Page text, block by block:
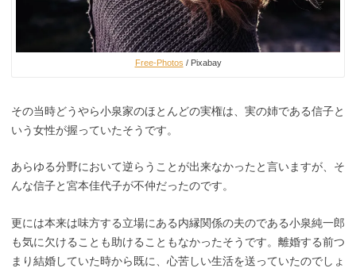
Free-Photos / Pixabay
その当時どうやら小泉家のほとんどの実権は、実の姉である信子と
いう女性が握っていたそうです。
あらゆる分野において逆らうことが出来なかったと言いますが、そ
んな信子と宮本佳代子が不仲だったのです。
更には本来は味方する立場にある内縁関係の夫のである小泉純一郎
も気に欠けることも助けることもなかったそうです。離婚する前つ
まり結婚していた時から既に、心苦しい生活を送っていたのでしょ